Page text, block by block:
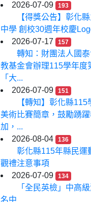
2026-07-09
193
【得獎公告】彰化
中學 創校30週年校慶
2026-07-17
157
轉知：財團法人國
教基金會辦理115學年度
「大...
2026-07-09
151
【轉知】彰化縣115
美術比賽簡章，鼓勵踴
加，...
2026-08-04
136
彰化縣115年縣民運
觀禮注意事項
2026-07-09
134
「全民英檢」中高
名中